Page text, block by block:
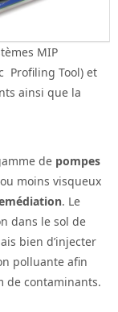
MIP
Profiling Tool) et
ainsi que la
de pompes
moins visqueux
. Le
dans le sol de
bien d’injecter
polluante afin
de contaminants.